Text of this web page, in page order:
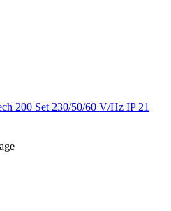
200 Set 230/50/60 V/Hz IP 21